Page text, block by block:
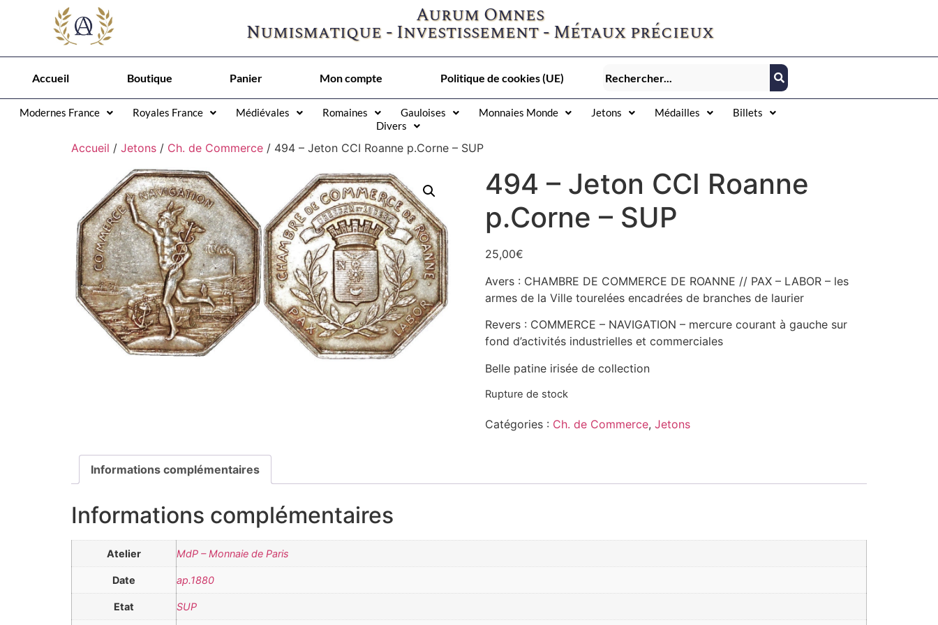
Aurum Omnes
Numismatique - Investissement - Métaux précieux
Accueil Boutique Panier Mon compte Politique de cookies (UE)
Modernes France Royales France Médiévales Romaines Gauloises Monnaies Monde Jetons Médailles
Billets
Divers
Accueil / Jetons / Ch. de Commerce / 494 – Jeton CCI Roanne p.Corne – SUP
494 – Jeton CCI Roanne
p.Corne – SUP
25,00€
Avers : CHAMBRE DE COMMERCE DE ROANNE // PAX – LABOR – les
armes de la Ville tourelées encadrées de branches de laurier
Revers : COMMERCE – NAVIGATION – mercure courant à gauche sur
fond d’activités industrielles et commerciales
Belle patine irisée de collection
Rupture de stock
Catégories : Ch. de Commerce, Jetons
Informations complémentaires
Informations complémentaires
Atelier MdP – Monnaie de Paris
Date ap.1880
Etat SUP